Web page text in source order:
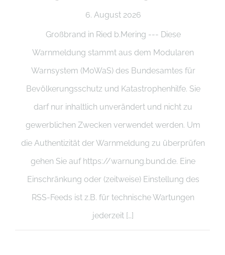
6. August 2026
Großbrand in Ried b.Mering --- Diese
Warnmeldung stammt aus dem Modularen
Warnsystem (MoWaS) des Bundesamtes für
Bevölkerungsschutz und Katastrophenhilfe. Sie
darf nur inhaltlich unverändert und nicht zu
gewerblichen Zwecken verwendet werden. Um
die Authentizität der Warnmeldung zu überprüfen
gehen Sie auf https://warnung.bund.de. Eine
Einschränkung oder (zeitweise) Einstellung des
RSS-Feeds ist z.B. für technische Wartungen
jederzeit […]